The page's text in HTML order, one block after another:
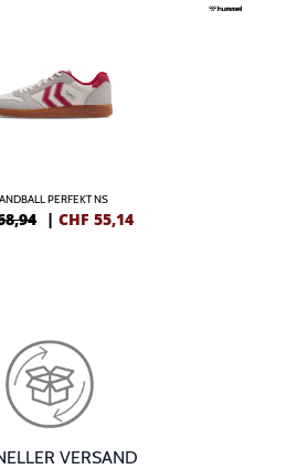
PERFEKT NS
| CHF 55,14
VERSAND